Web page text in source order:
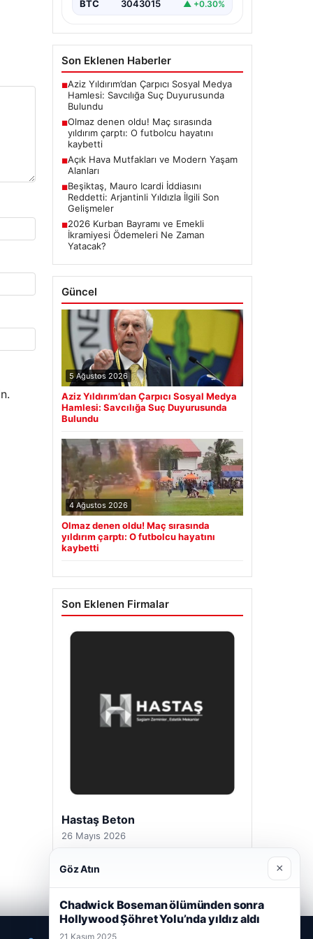
BTC 3043015 ▲ +0.30%
Son Eklenen Haberler
■Aziz Yıldırım’dan Çarpıcı Sosyal Medya
Hamlesi: Savcılığa Suç Duyurusunda
Bulundu
■Olmaz denen oldu! Maç sırasında
yıldırım çarptı: O futbolcu hayatını
kaybetti
■Açık Hava Mutfakları ve Modern Yaşam
Alanları
■Beşiktaş, Mauro Icardi İddiasını
Reddetti: Arjantinli Yıldızla İlgili Son
Gelişmeler
■2026 Kurban Bayramı ve Emekli
İkramiyesi Ödemeleri Ne Zaman
Yatacak?
Güncel
5 Ağustos 2026
Aziz Yıldırım’dan Çarpıcı Sosyal Medya
Hamlesi: Savcılığa Suç Duyurusunda
Bulundu
4 Ağustos 2026
Olmaz denen oldu! Maç sırasında
yıldırım çarptı: O futbolcu hayatını
kaybetti
Son Eklenen Firmalar
Prenses Night Club
29 Nisan 2026
Göz Atın ×
Chadwick Boseman ölümünden sonra
Hollywood Şöhret Yolu’nda yıldız aldı
21 Kasım 2025